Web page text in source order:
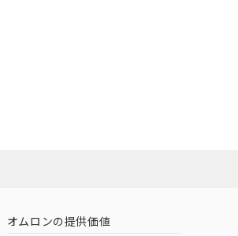
オムロンの提供価値